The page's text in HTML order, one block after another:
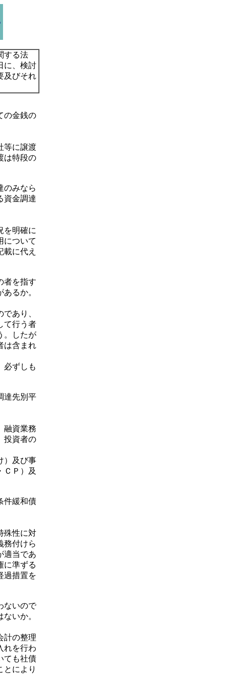
する法
に、検討
及びそれ
の金銭の
等に譲渡
は特段の
のみなら
資金調達
を明確に
について
に代え
者を指す
るか。
あり、
て行う者
。したが
は含まれ
必ずしも
達先別平
融資業務
投資者の
）及び事
ＣＰ）及
件緩和債
殊性に対
務付けら
適当であ
に準ずる
過措置を
ないので
いか。
計の整理
れを行わ
ても社債
とにより